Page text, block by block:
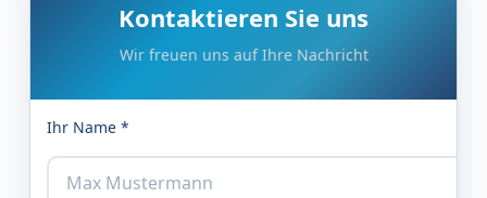
Kontaktieren Sie uns
Wir freuen uns auf Ihre Nachricht
Ihr Name *